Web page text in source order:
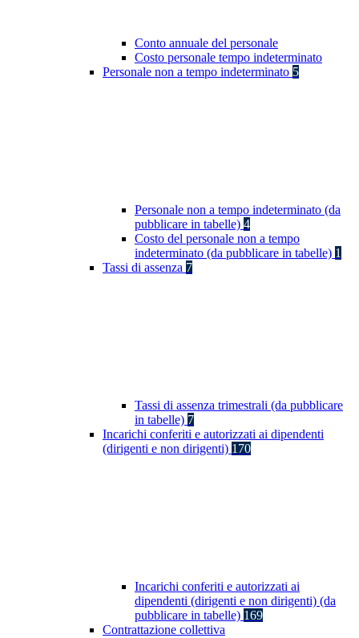
Conto annuale del personale
Costo personale tempo indeterminato
Personale non a tempo indeterminato 5
Personale non a tempo indeterminato (da
pubblicare in tabelle) 4
Costo del personale non a tempo
indeterminato (da pubblicare in tabelle) 1
Tassi di assenza 7
Tassi di assenza trimestrali (da pubblicare
in tabelle) 7
Incarichi conferiti e autorizzati ai dipendenti
(dirigenti e non dirigenti) 170
Incarichi conferiti e autorizzati ai
dipendenti (dirigenti e non dirigenti) (da
pubblicare in tabelle) 169
Contrattazione collettiva